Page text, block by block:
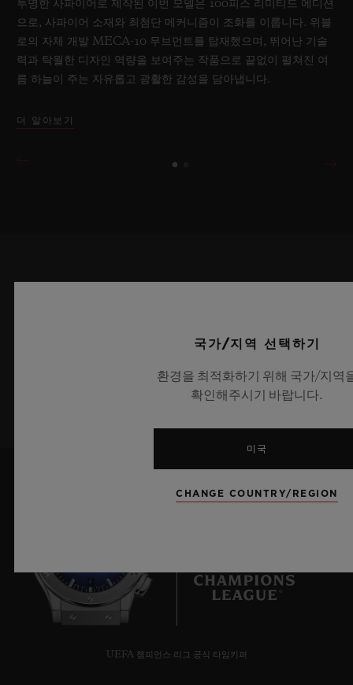
투명한 사파이어로 제작된 이번 모델은 100피스 리미티드 에디션
으로, 사파이어 소재와 최첨단 메커니즘이 조화를 이룹니다. 위블
로의 자체 개발 MECA-10 무브먼트를 탑재했으며, 뛰어난 기술
력과 탁월한 디자인 역량을 보여주는 작품으로 끝없이 펼쳐진 여
름 하늘이 주는 자유롭고 광활한 감성을 담아냅니다.
더 알아보기
가입하기
UEFA 챔피언스 리그 공식 타임키퍼
국가/지역 선택하기
환경을 최적화하기 위해 국가/지역
확인해주시기 바랍니다.
미국
CHANGE COUNTRY/REGION